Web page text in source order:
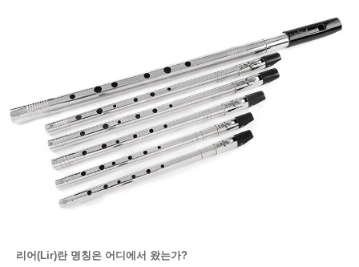
리어(Lir)란 명칭은 어디에서 왔는가?